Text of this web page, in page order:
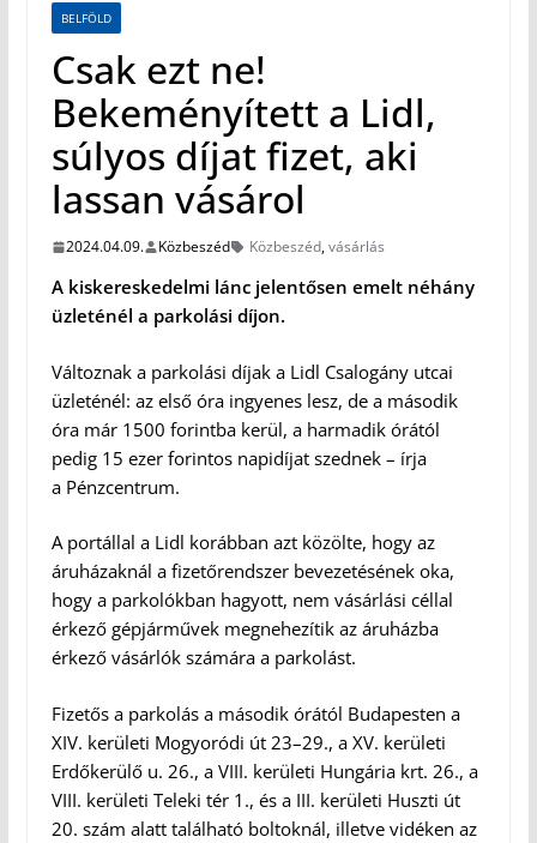
BELFÖLD
Csak ezt ne!
Bekeményített a Lidl,
súlyos díjat fizet, aki
lassan vásárol
2024.04.09. Közbeszéd Közbeszéd,vásárlás
A kiskereskedelmi lánc jelentősen emelt néhány
üzleténél a parkolási díjon.
Változnak a parkolási díjak a Lidl Csalogány utcai
üzleténél: az első óra ingyenes lesz, de a második
óra már 1500 forintba kerül, a harmadik órától
pedig 15 ezer forintos napidíjat szednek – írja
a Pénzcentrum.
A portállal a Lidl korábban azt közölte, hogy az
áruházaknál a fizetőrendszer bevezetésének oka,
hogy a parkolókban hagyott, nem vásárlási céllal
érkező gépjárművek megnehezítik az áruházba
érkező vásárlók számára a parkolást.
Fizetős a parkolás a második órától Budapesten a
XIV. kerületi Mogyoródi út 23–29., a XV. kerületi
Erdőkerülő u. 26., a VIII. kerületi Hungária krt. 26., a
VIII. kerületi Teleki tér 1., és a III. kerületi Huszti út
20. szám alatt található boltoknál, illetve vidéken az